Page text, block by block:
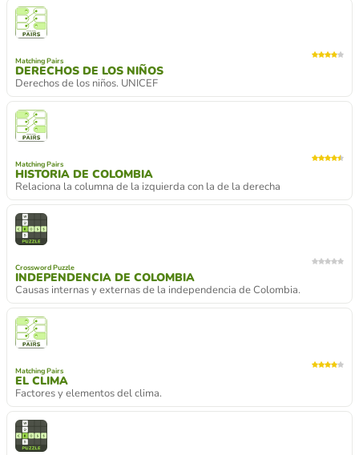
Matching Pairs
DERECHOS DE LOS NIÑOS
Derechos de los niños. UNICEF
Matching Pairs
HISTORIA DE COLOMBIA
Relaciona la columna de la izquierda con la de la derecha
Crossword Puzzle
INDEPENDENCIA DE COLOMBIA
Causas internas y externas de la independencia de Colombia.
Matching Pairs
EL CLIMA
Factores y elementos del clima.